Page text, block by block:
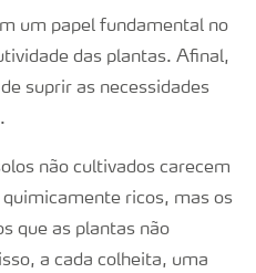
um papel fundamental no
das plantas. Afinal,
suprir as necessidades
não cultivados carecem
ricos, mas os
que as plantas não
a cada colheita, uma